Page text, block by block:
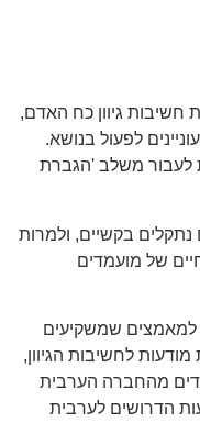
חשיבות גיוון כח האדם,
לפעול בנושא.
לעבור משלב 'הגברת
בקשיים, ולמרות
של מועמדים
למאמצים שמשקיעים
לחשיבות הגיוון,
מהחברה הערבית
הדרושים לערבית